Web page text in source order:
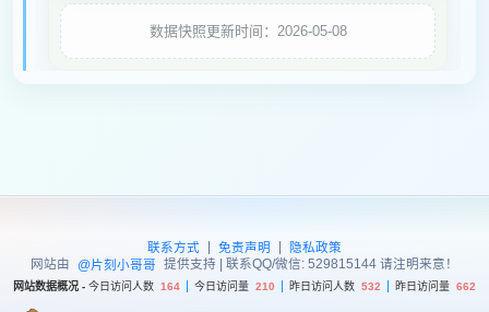
数据快照更新时间：2026-05-08
联系方式 | 免责声明 |
隐私政策
网站由
@片刻小哥哥 提供支持 | 联系QQ/微信: 529815144 请注明来意！
网站数据概况 - 今日访问人数 164 今日访问量 210 昨日访问人数 532 昨日访问量 662